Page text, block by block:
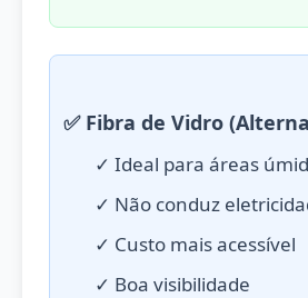
✅ Fibra de Vidro
✓ Ideal para áreas
✓ Não conduz
✓ Custo mais acessível
✓ Boa visibilidade